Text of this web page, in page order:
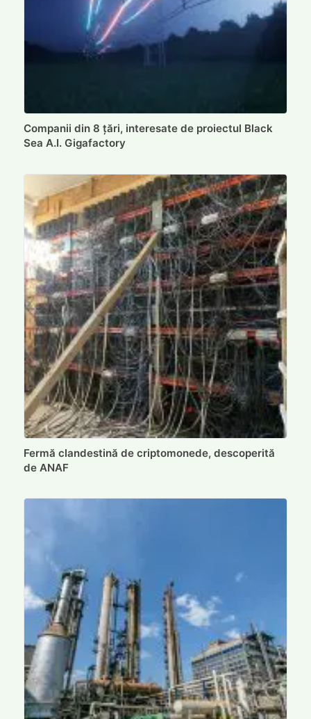
Companii din 8 țări, interesate de proiectul Black
Sea A.I. Gigafactory
Fermă clandestină de criptomonede, descoperită
de ANAF